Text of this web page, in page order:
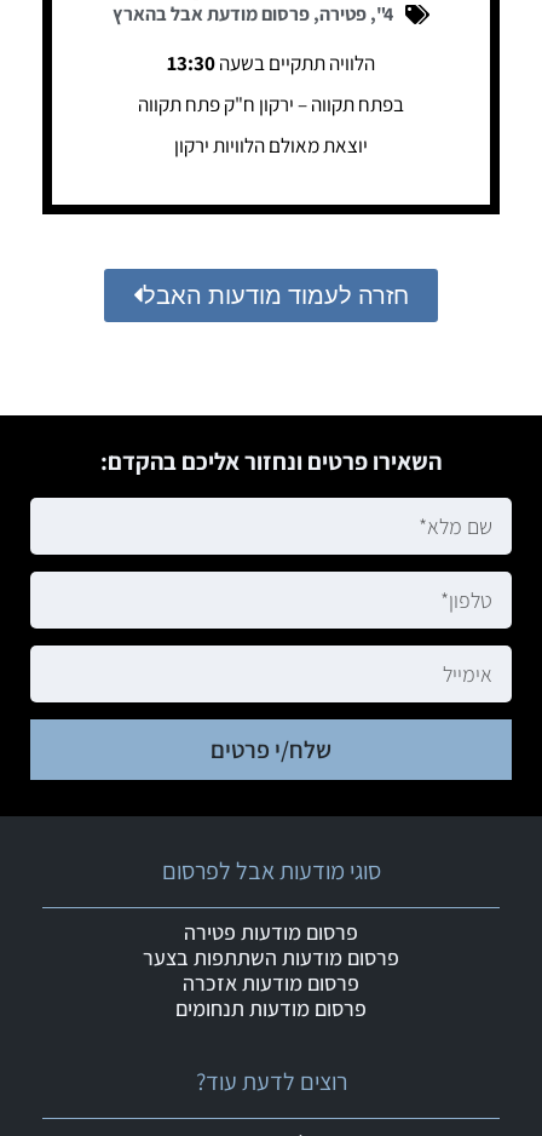
4"
,פטירה,פרסום מודעת אבל בהארץ
הלוויה תתקיים בשעה13:30
בפתח תקווה – ירקון ח"ק פתח תקווה
יוצאת מאולם הלוויות ירקון
חזרה לעמוד מודעות האבל
השאירו פרטים ונחזור אליכם בהקדם:
שלח/י פרטים
רוצים לדעת עוד?
סוגי מודעות אבל לפרסום
פרסום מודעות פטירה
פרסום מודעות השתתפות בצער
פרסום מודעות אזכרה
פרסום מודעות תנחומים